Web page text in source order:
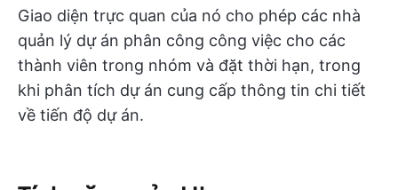
Giao diện trực quan của nó cho phép các nhà
quản lý dự án phân công công việc cho các
thành viên trong nhóm và đặt thời hạn, trong
khi phân tích dự án cung cấp thông tin chi tiết
về tiến độ dự án.